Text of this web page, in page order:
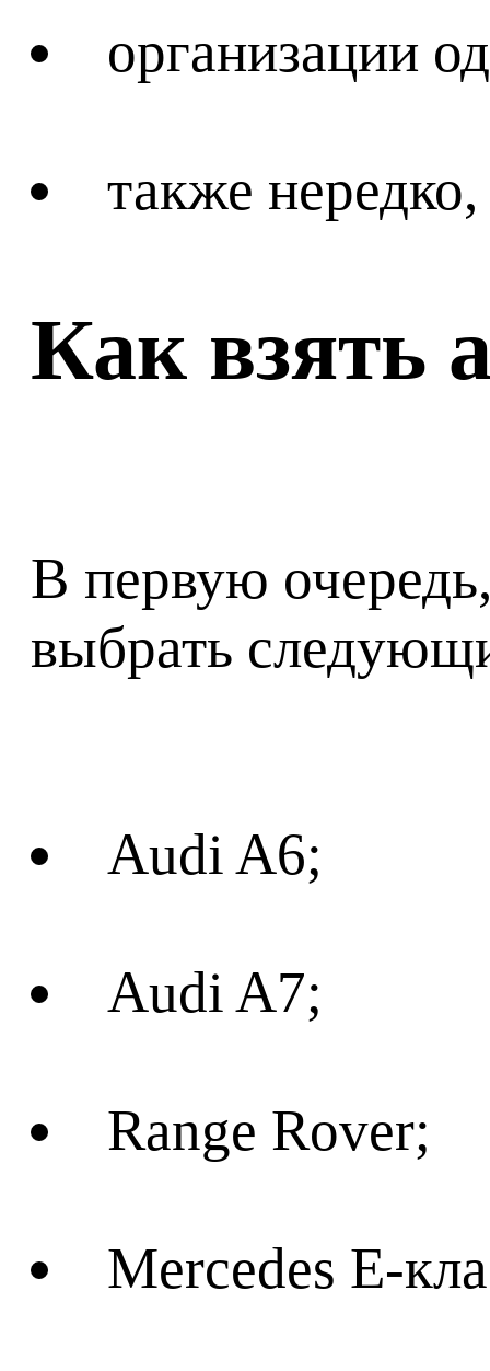
организации
также
Как взять
В первую
выбрать
Audi A6;
Audi A7;
Range Rover;
Mercedes E-